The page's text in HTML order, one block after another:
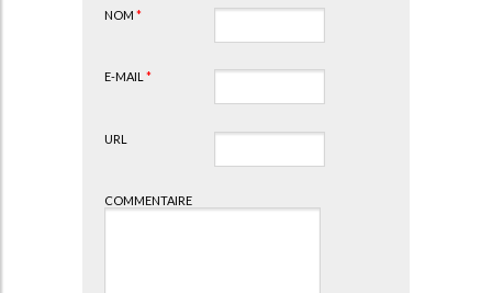
NOM *
E-MAIL *
URL
COMMENTAIRE